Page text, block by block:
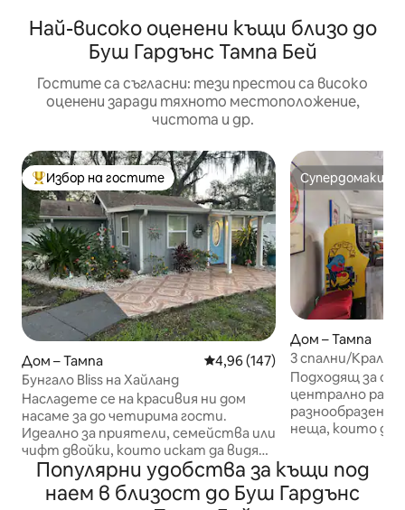
Най-високо оценени къщи близо до
Буш Гардънс Тампа Бей
Гостите са съгласни: тези престои са високо
оценени заради тяхното местоположение,
чистота и др.
Най-популярен избор на гостите
Избор на гостите
Дом – Тампа Средна оценка: 4,96 от 5,
4,96 (147)
Бунгало Bliss на Хайланд
Насладете се на красивия ни дом
насаме за до четирима гости.
Идеално за приятели, семейства или
чифт двойки, които искат да видят
и направят най - доброто, което
Тампа може да предложи! Разположен
на по - малко от 15 минути от
Супердомакин
Супердомакин
Дом – Тампа
3 спални/
игри*близо до
USF&Moffitt
Подходящ за
централно
разнообразен
неща, които да
за игри с джаги,
близост до
Приблизително
Популярни удобства за къщи под
наем в близост до Буш Гардънс